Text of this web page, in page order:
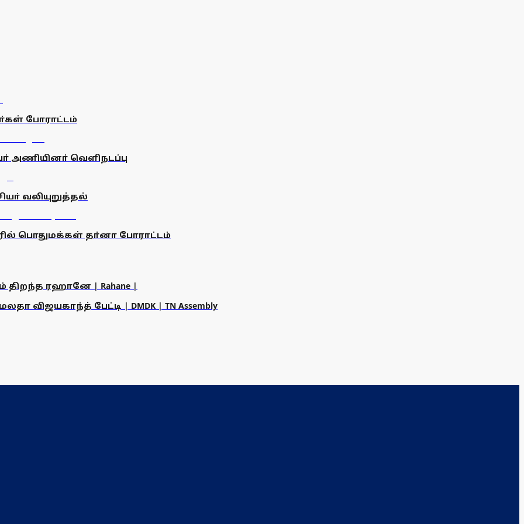
போராட்டம்
அணியினா் வெளிநடப்பு
வலியுறுத்தல்
பொதுமக்கள் தா்னா போராட்டம்
ரஹானே | Rahane |
விஜயகாந்த் பேட்டி | DMDK | TN Assembly